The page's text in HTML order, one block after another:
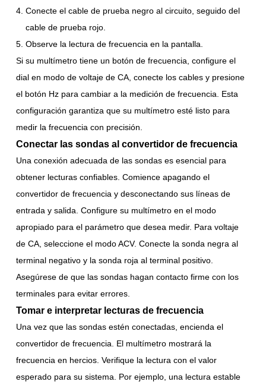
Conecte el cable de prueba negro al circuito, seguido del
cable de prueba rojo.
Observe la lectura de frecuencia en la pantalla.
Si su multímetro tiene un botón de frecuencia, configure el
dial en modo de voltaje de CA, conecte los cables y presione
el botón Hz para cambiar a la medición de frecuencia. Esta
configuración garantiza que su multímetro esté listo para
medir la frecuencia con precisión.
Conectar las sondas al convertidor de frecuencia
Una conexión adecuada de las sondas es esencial para
obtener lecturas confiables. Comience apagando el
convertidor de frecuencia y desconectando sus líneas de
entrada y salida. Configure su multímetro en el modo
apropiado para el parámetro que desea medir. Para voltaje
de CA, seleccione el modo ACV. Conecte la sonda negra al
terminal negativo y la sonda roja al terminal positivo.
Asegúrese de que las sondas hagan contacto firme con los
terminales para evitar errores.
Tomar e interpretar lecturas de frecuencia
Una vez que las sondas estén conectadas, encienda el
convertidor de frecuencia. El multímetro mostrará la
frecuencia en hercios. Verifique la lectura con el valor
esperado para su sistema. Por ejemplo, una lectura estable